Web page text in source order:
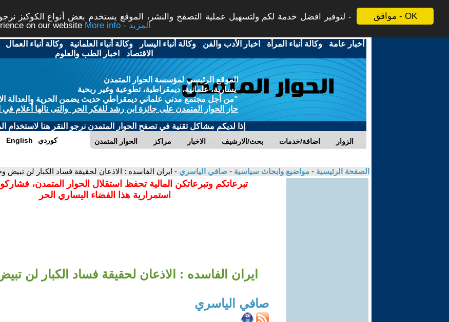
موافق - OK
لتوفير افضل خدمة لكم ولتسهيل عملية التصفح والنشر، الموقع يستخدم بعض أنواع الكوكيز
on our website
More info - المزيد
أخبار عامة -وكالة أنباء المرأة - اخبار الأدب والفن -وكالة أنباء اليسار -وكالة أنباء العلمانية -وكالة أنباء العمال
الاقتصاد - اخبار الطب والعلوم
الموقع الرئيسي لمؤسسة الحوار المتمدن
يسارية، علمانية، ديمقراطية، تطوعية وغير ربحية
"من أجل مجتمع مدني علماني ديمقراطي حديث يضمن الحرية والعدالة
حاز الحوار المتمدن على جائزة ابن رشد للفكر الحر والتى نالها أعلام في
إذا لديكم مشاكل تقنية في تصفح الحوار المتمدن نرجو النقر هنا لاستخدام
الحوار المتمدن مراكز الاخبار بحث/الارشيف اضافة/خدمات الزوار English كوردي
الصفحة الرئيسية - مواضيع وابحاث سياسية - صافي الياسري - ايران الفاسده : الاذعان لحقيقة فساد الكبار لن تبيض
تبرعاتكم وتبرعاتكن المالية تحفظ استقلال الحوار المتمدن،
استمرارية هذا الفضاء اليساري الحر
ايران الفاسده : الاذعان لحقيقة فساد الكبار لن
صافي الياسري